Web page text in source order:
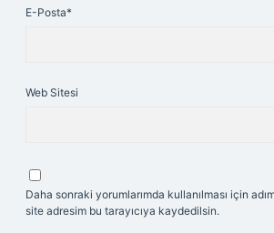
E-Posta*
Web Sitesi
Daha sonraki yorumlarımda kullanılması için
site adresim bu tarayıcıya kaydedilsin.